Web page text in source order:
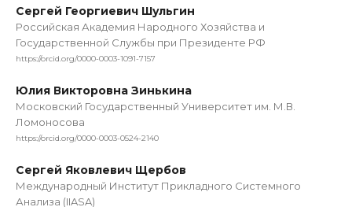
Сергей Георгиевич Шульгин
Российская Академия Народного Хозяйства и
Государственной Службы при Президенте РФ
https://orcid.org/0000-0003-1091-7157
Юлия Викторовна Зинькина
Московский Государственный Университет им. М.В.
Ломоносова
https://orcid.org/0000-0003-0524-2140
Сергей Яковлевич Щербов
Международный Институт Прикладного Системного
Анализа (IIASA)